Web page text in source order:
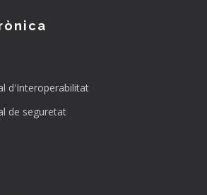
d'Interoperabilitat
de seguretat